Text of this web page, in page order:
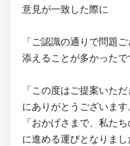
意見が一致した際に
「ご認識の通りで問題
添えることが多かったで
「この度はご提案いた
にありがとうございます
「おかげさまで、私た
に進める運びとなりまし